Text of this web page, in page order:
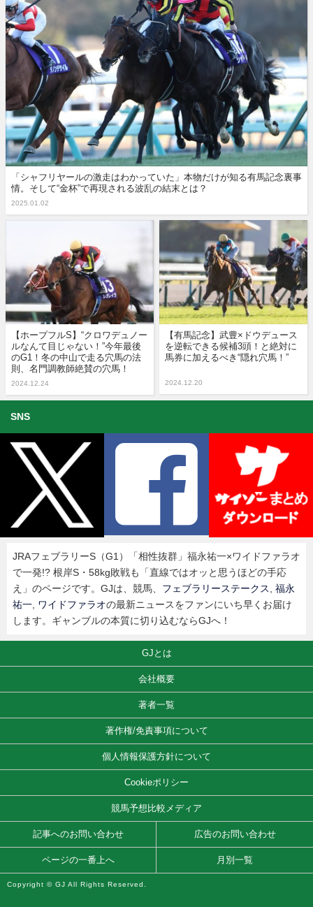
「シャフリヤールの激走はわかっていた」本物だけが知る有馬記念裏事
情。そして“金杯”で再現される波乱の結末とは？
2025.01.02
【ホープフルS】“クロワデュノー
ルなんて目じゃない！”今年最後
のG1！冬の中山で走る穴馬の法
則、名門調教師絶賛の穴馬！
2024.12.24
【有馬記念】武豊×ドウデュース
を逆転できる候補3頭！と絶対に
馬券に加えるべき“隠れ穴馬！”
2024.12.20
SNS
JRAフェブラリーS（G1）「相性抜群」福永祐一×ワイドファラオ
で一発!? 根岸S・58kg敗戦も「直線ではオッと思うほどの手応
え」のページです。GJは、競馬、 フェブラリーステークス
福永
祐一 ワイドファラオの最新ニュースをファンにいち早くお届け
します。ギャンブルの本質に切り込むならGJへ！
GJとは
会社概要
著者一覧
著作権/免責事項について
個人情報保護方針について
Cookieポリシー
競馬予想比較メディア
記事へのお問い合わせ 広告のお問い合わせ
ページの一番上へ 月別一覧
Copyright © GJ All Rights Reserved.